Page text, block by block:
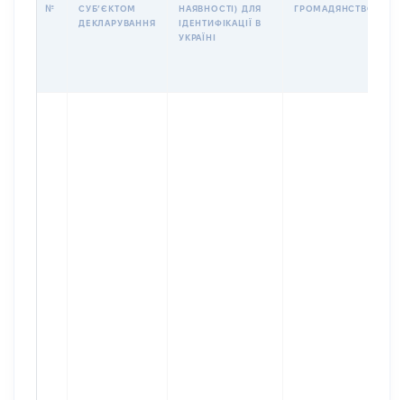
№
СУБʼЄКТОМ
ДЕКЛАРУВАННЯ
НАЯВНОСТІ) ДЛЯ
ІДЕНТИФІКАЦІЇ В
УКРАЇНІ
ГРОМАДЯНСТВО